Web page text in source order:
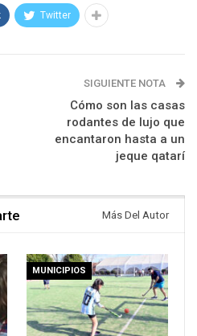
Twitter
SIGUIENTE NOTA
Cómo son las casas
rodantes de lujo que
encantaron hasta a un
jeque qatarí
Más Del Autor
MUNICIPIOS